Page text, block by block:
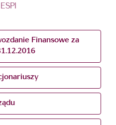
ESPI
Finansowe za